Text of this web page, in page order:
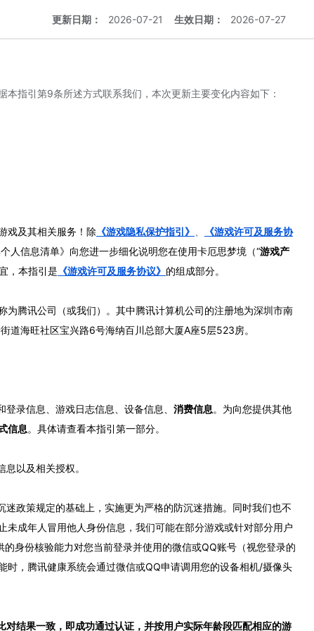
更新日期： 2026-07-21 生效日期： 2026-07-27
指引第9条所述方式联系我们，本次更新主要变化内容如下：
戏及其相关服务！除 《游戏隐私保护指引》
《游戏许可及服务协
人信息清单》向您进一步细化说明您在使用卡厄思梦境（“游戏产
，本指引是 《游戏许可及服务协议》 的组成部分。
腾讯公司（或我们）。其中腾讯计算机公司的注册地为深圳市南
道海旺社区宝兴路6号海纳百川总部大厦A座5层523房。
录信息、游戏日志信息、设备信息、 消费信息。为向您提供其他
信息。具体请查看本指引第一部分。
以及相关授权。
政策规定的基础上，实施更为严格的防沉迷措施。同时我们也不
成年人冒用他人身份信息，我们可能在部分游戏或针对部分用户
身份核验能力对您当前登录并使用的微信或QQ账号（视您登录的
时，腾讯健康系统会通过微信或QQ申请调用您的设备相机/摄像头
结果一致，即成功通过认证，并按用户实际年龄段匹配相应的游